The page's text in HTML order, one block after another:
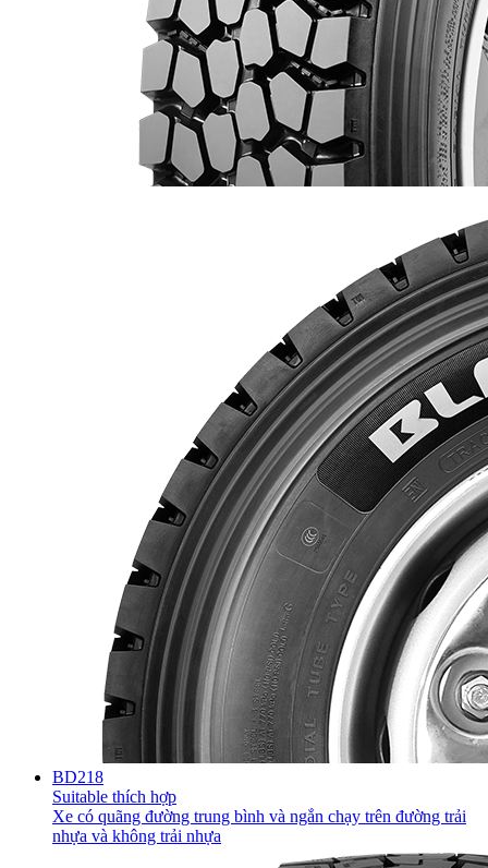
BD218
Suitable thích hợp
Xe có quãng đường trung bình và ngắn chạy trên đường trải
nhựa và không trải nhựa